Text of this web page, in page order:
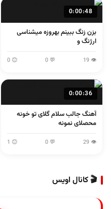
0:00:48
بزن زنگ ببینم بهروزه میشناسی
ارژنگ و
👁 19
💬 0
😊 0
0:00:36
آهنگ جالب سلام گلای تو خونه
محصلای نمونه
👁 29
💬 0
😊 1
🎬 کانال اویس